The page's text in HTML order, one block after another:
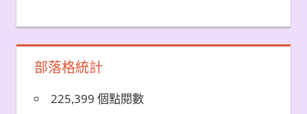
部落格統計
225,399 個點閱數